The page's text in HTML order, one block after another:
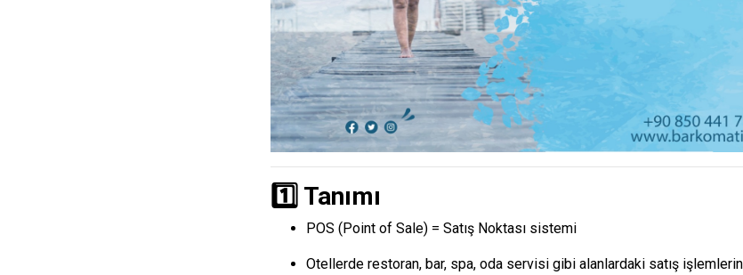
1️⃣ Tanımı
POS (Point of Sale) = Satış Noktası sistemi
Otellerde restoran, bar, spa, oda servisi gibi alanlardaki satış